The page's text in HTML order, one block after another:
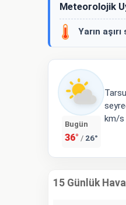
Meteorolojik
Yarın
Bugün
36° / 26°
km/s
15 Günlük